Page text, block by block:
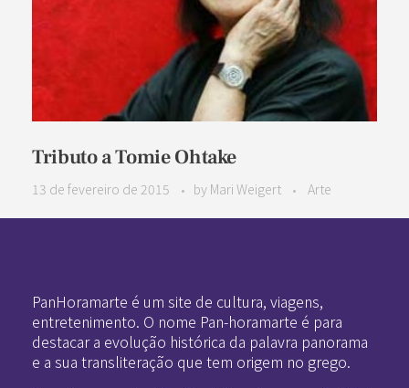
Tributo a Tomie Ohtake
13 de fevereiro de 2015 by Mari Weigert Arte
PanHoramarte é um site de cultura, viagens,
entretenimento. O nome Pan-horamarte é para
destacar a evolução histórica da palavra panorama
e a sua transliteração que tem origem no grego.